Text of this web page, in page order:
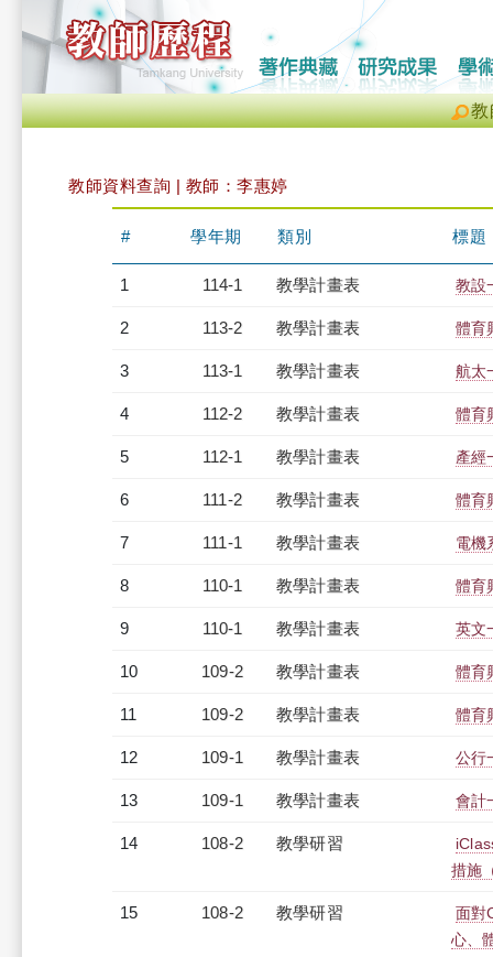
教
教師資料查詢 | 教師：李惠婷
# 學年期 類別 標題
1 114-1 教學計畫表 教設
2 113-2 教學計畫表 體育
3 113-1 教學計畫表 航太
4 112-2 教學計畫表 體育
5 112-1 教學計畫表 產經
6 111-2 教學計畫表 體育
7 111-1 教學計畫表 電機
8 110-1 教學計畫表 體育
9 110-1 教學計畫表 英文
10 109-2 教學計畫表 體育
11 109-2 教學計畫表 體育
12 109-1 教學計畫表 公行
13 109-1 教學計畫表 會計
14 108-2 教學研習
措施
15 108-2 教學研習
面對
心、